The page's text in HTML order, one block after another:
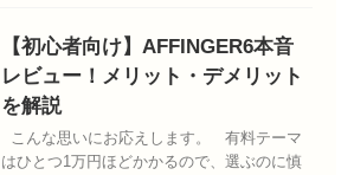
【初心者向け】AFFINGER6本音
レビュー！メリット・デメリット
を解説
こんな思いにお応えします。 有料テーマ
はひとつ1万円ほどかかるので、選ぶのに慎